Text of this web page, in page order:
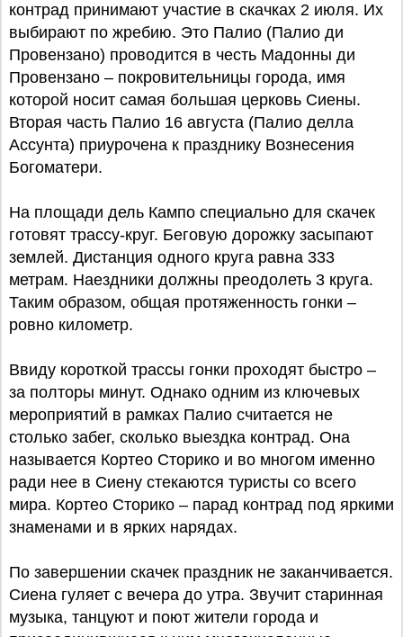
контрад принимают участие в скачках 2 июля. Их
выбирают по жребию. Это Палио (Палио ди
Провензано) проводится в честь Мадонны ди
Провензано – покровительницы города, имя
которой носит самая большая церковь Сиены.
Вторая часть Палио 16 августа (Палио делла
Ассунта) приурочена к празднику Вознесения
Богоматери.
На площади дель Кампо специально для скачек
готовят трассу-круг. Беговую дорожку засыпают
землей. Дистанция одного круга равна 333
метрам. Наездники должны преодолеть 3 круга.
Таким образом, общая протяженность гонки –
ровно километр.
Ввиду короткой трассы гонки проходят быстро –
за полторы минут. Однако одним из ключевых
мероприятий в рамках Палио считается не
столько забег, сколько выездка контрад. Она
называется Кортео Сторико и во многом именно
ради нее в Сиену стекаются туристы со всего
мира. Кортео Сторико – парад контрад под яркими
знаменами и в ярких нарядах.
По завершении скачек праздник не заканчивается.
Сиена гуляет с вечера до утра. Звучит старинная
музыка, танцуют и поют жители города и